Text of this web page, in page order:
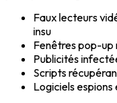
Faux lecteurs
insu
Fenêtres pop-up
Publicités
Scripts
Logiciels